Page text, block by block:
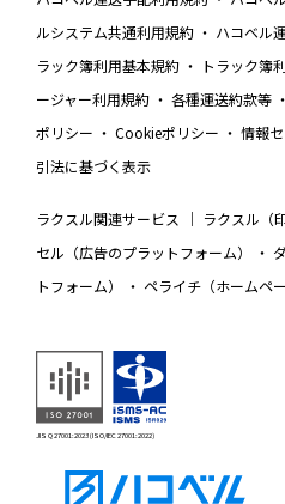
ルシステム共通利用規約
ハコベル
ラック簿利用基本規約
トラック簿
ージャー利用規約
各種運送約款等
ポリシー
Cookieポリシー 情報
引法に基づく表示
ラクスル関連サービス ラクスル（
セル（広告のプラットフォーム）
トフォーム）
ペライチ（ホームペ
JIS Q 27001:2023 (ISO/IEC 27001:2022)